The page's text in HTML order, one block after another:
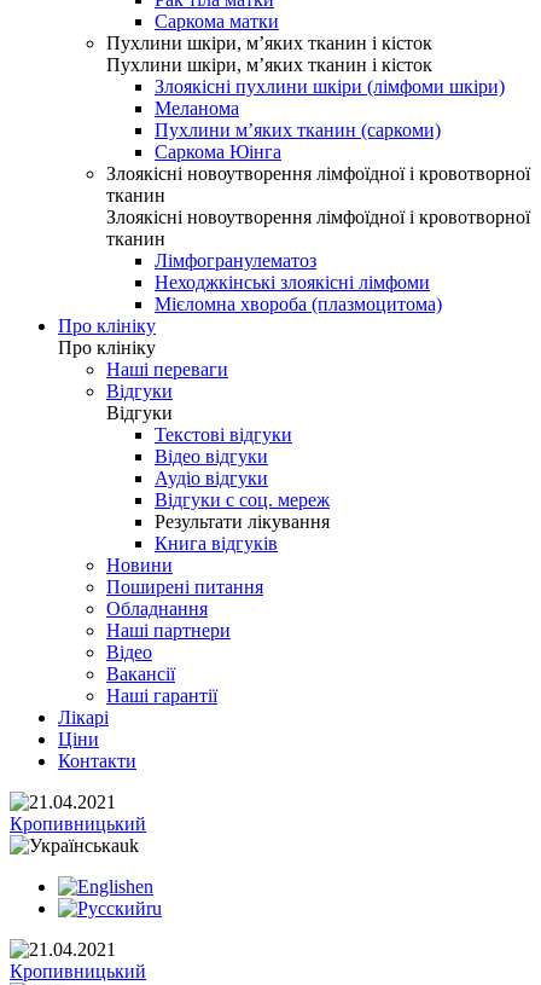
Саркома матки
Пухлини шкіри, м’яких тканин і кісток
Пухлини шкіри, м’яких тканин і кісток
Злоякісні пухлини шкіри (лімфоми шкіри)
Меланома
Пухлини м’яких тканин (саркоми)
Саркома Юінга
Злоякісні новоутворення лімфоїдної і кровотворної
тканин
Злоякісні новоутворення лімфоїдної і кровотворної
тканин
Лімфогранулематоз
Неходжкінські злоякісні лімфоми
Мієломна хвороба (плазмоцитома)
Про клініку
Про клініку
Наші переваги
Відгуки
Відгуки
Текстові відгуки
Відео відгуки
Аудіо відгуки
Відгуки с соц. мереж
Результати лікування
Книга відгуків
Новини
Поширені питання
Обладнання
Наші партнери
Відео
Вакансії
Наші гарантії
Лікарі
Ціни
Контакти
Кропивницький
uk
en
ru
Кропивницький